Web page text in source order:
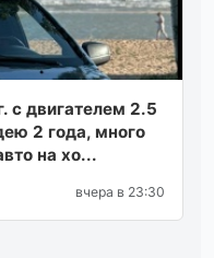
с двигателем 2.5
2 года, много
на хо...
вчера в 23:30